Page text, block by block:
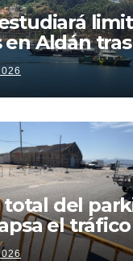
Aldán
de
en O
total del
el